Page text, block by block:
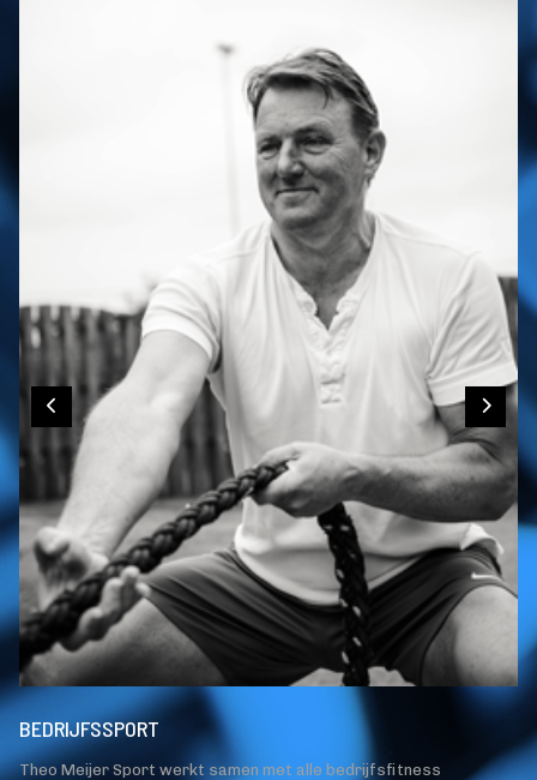
BEDRIJFSSPORT
Theo Meijer Sport werkt samen met alle bedrijfsfitness